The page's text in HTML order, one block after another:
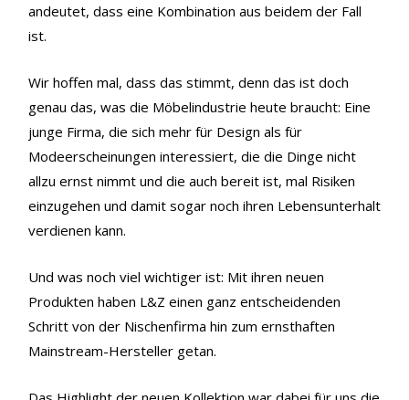
andeutet, dass eine Kombination aus beidem der Fall
ist.
Wir hoffen mal, dass das stimmt, denn das ist doch
genau das, was die Möbelindustrie heute braucht: Eine
junge Firma, die sich mehr für Design als für
Modeerscheinungen interessiert, die die Dinge nicht
allzu ernst nimmt und die auch bereit ist, mal Risiken
einzugehen und damit sogar noch ihren Lebensunterhalt
verdienen kann.
Und was noch viel wichtiger ist: Mit ihren neuen
Produkten haben L&Z einen ganz entscheidenden
Schritt von der Nischenfirma hin zum ernsthaften
Mainstream-Hersteller getan.